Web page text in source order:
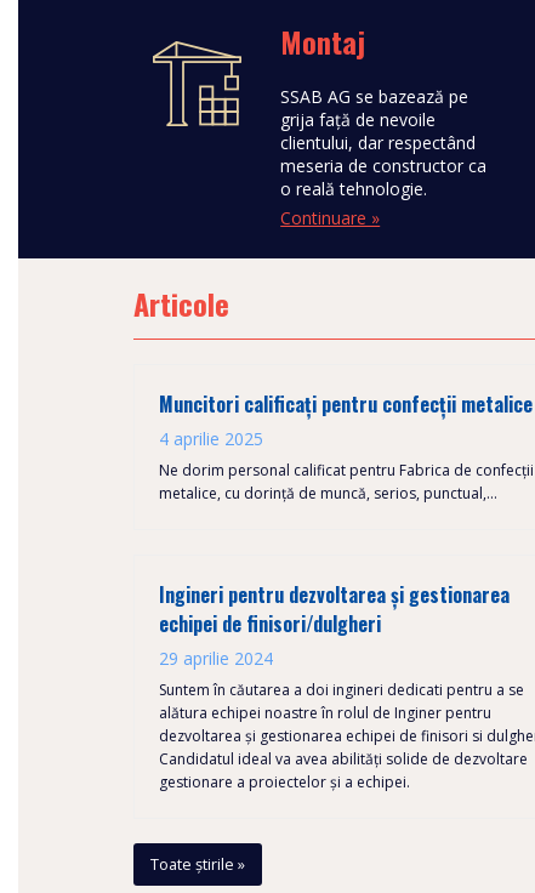
Montaj
SSAB AG se bazează pe
grija față de nevoile
clientului, dar respectând
meseria de constructor ca
o reală tehnologie.
Continuare »
Articole
Muncitori calificați pentru confecții metalice
4 aprilie 2025
Ne dorim personal calificat pentru Fabrica de confecții
metalice, cu dorință de muncă, serios, punctual,…
Ingineri pentru dezvoltarea și gestionarea
echipei de finisori/dulgheri
29 aprilie 2024
Suntem în căutarea a doi ingineri dedicati pentru a se
alătura echipei noastre în rolul de Inginer pentru
dezvoltarea și gestionarea echipei de finisori si
Candidatul ideal va avea abilități solide de dezvoltare
gestionare a proiectelor și a echipei.
Toate știrile »